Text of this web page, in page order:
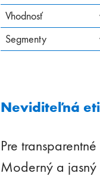
Vhodnosť
Segmenty
Neviditeľná
Pre
Moderný a